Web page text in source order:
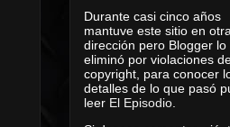
Durante casi cinco años
mantuve este sitio en
dirección pero Blogger lo
eliminó por violaciones
copyright, para conocer
detalles de lo que pasó
leer El Episodio